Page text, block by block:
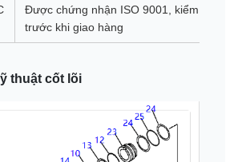
Được chứng nhận ISO 9001, kiểm tra áp
trước khi giao hàng
thuật cốt lõi